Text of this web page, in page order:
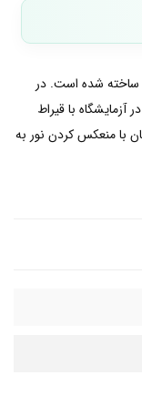
شده است. در
با قیراط
با منعکس کردن نور به